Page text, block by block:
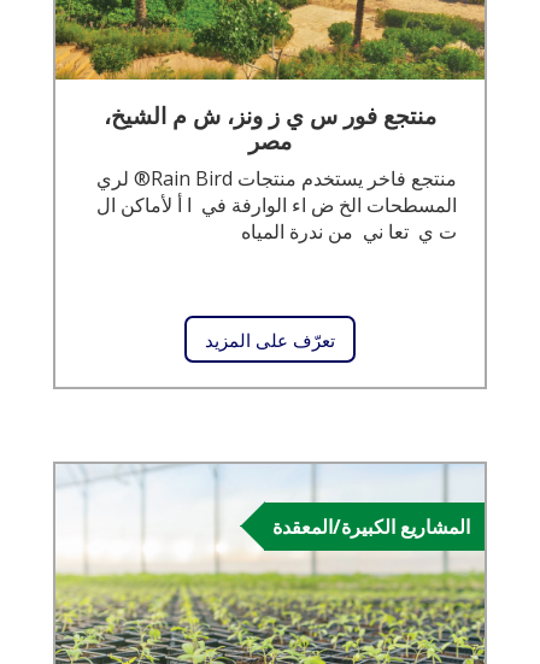
منتجع فور س ي ز ونز، ش م الشيخ،
مصر
منتجع فاخر يستخدم منتجات Rain Bird® لري
المسطحات الخ ض اء الوارفة في ا أ لأماكن ال
ت ي تعا ني من ندرة المياه
تعرّف على المزيد
المشاريع الكبيرة/المعقدة